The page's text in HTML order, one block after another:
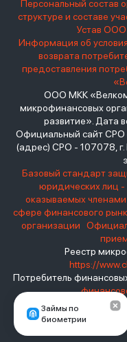
Займы по
биометрии
Персональный состав
структуре и составе
Устав
Информация об
возврата
предоставления
ООО МКК
микрофинансовых
развитие». Дата
Официальный сайт СРО
(адрес) СРО - 107078, г.
Базовый стандарт
юридических лиц -
оказываемых
сфере финансового
организации
Реестр
https://
Потребитель
Место нахождения:
дом 3
взять займ - <a